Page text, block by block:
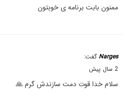
ممنون بابت برنامه ی خوبتون
Narges گفت:
2 سال پیش
سلام خدا قوت دمت سازندش گرم 🙏